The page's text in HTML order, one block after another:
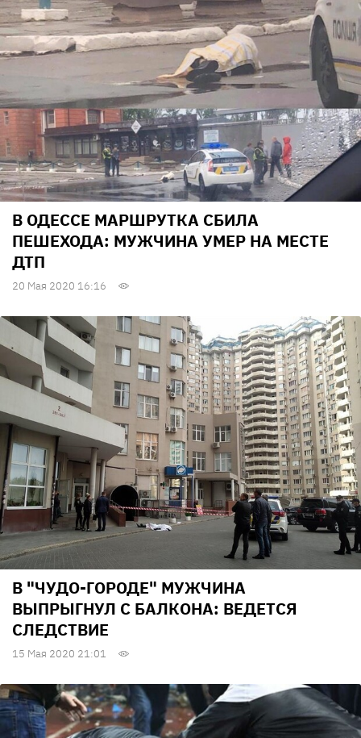
В ОДЕССЕ МАРШРУТКА СБИЛА
ПЕШЕХОДА: МУЖЧИНА УМЕР НА МЕСТЕ
ДТП
20 Мая 2020 16:16
В "ЧУДО-ГОРОДЕ" МУЖЧИНА
ВЫПРЫГНУЛ С БАЛКОНА: ВЕДЕТСЯ
СЛЕДСТВИЕ
15 Мая 2020 21:01